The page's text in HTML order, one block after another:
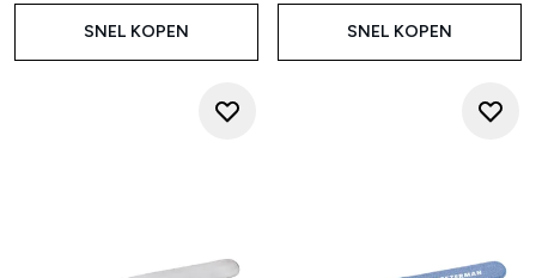
SNEL KOPEN SNEL KOPEN